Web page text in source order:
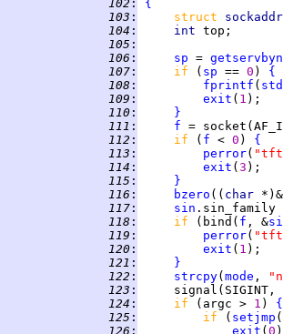
102 :
{
103 : struct
104 : int
105 :
106 : sp =
107 : if ( sp == 0 ) {
108 : fprintf (
109 : exit ( 1
110 :
}
111 : f =
112 : if ( f < 0 ) {
113 : perror(
114 : exit ( 3
115 :
}
116 : bzero (( char *)&
117 :
sin
118 : if (bind( f , &
119 : perror(
120 : exit ( 1
121 :
}
122 : strcpy( mode ,
123 :
     signal(SIGINT,
124 : if (argc > 1 ) {
125 : if ( setjmp (
126 : exit ( 0